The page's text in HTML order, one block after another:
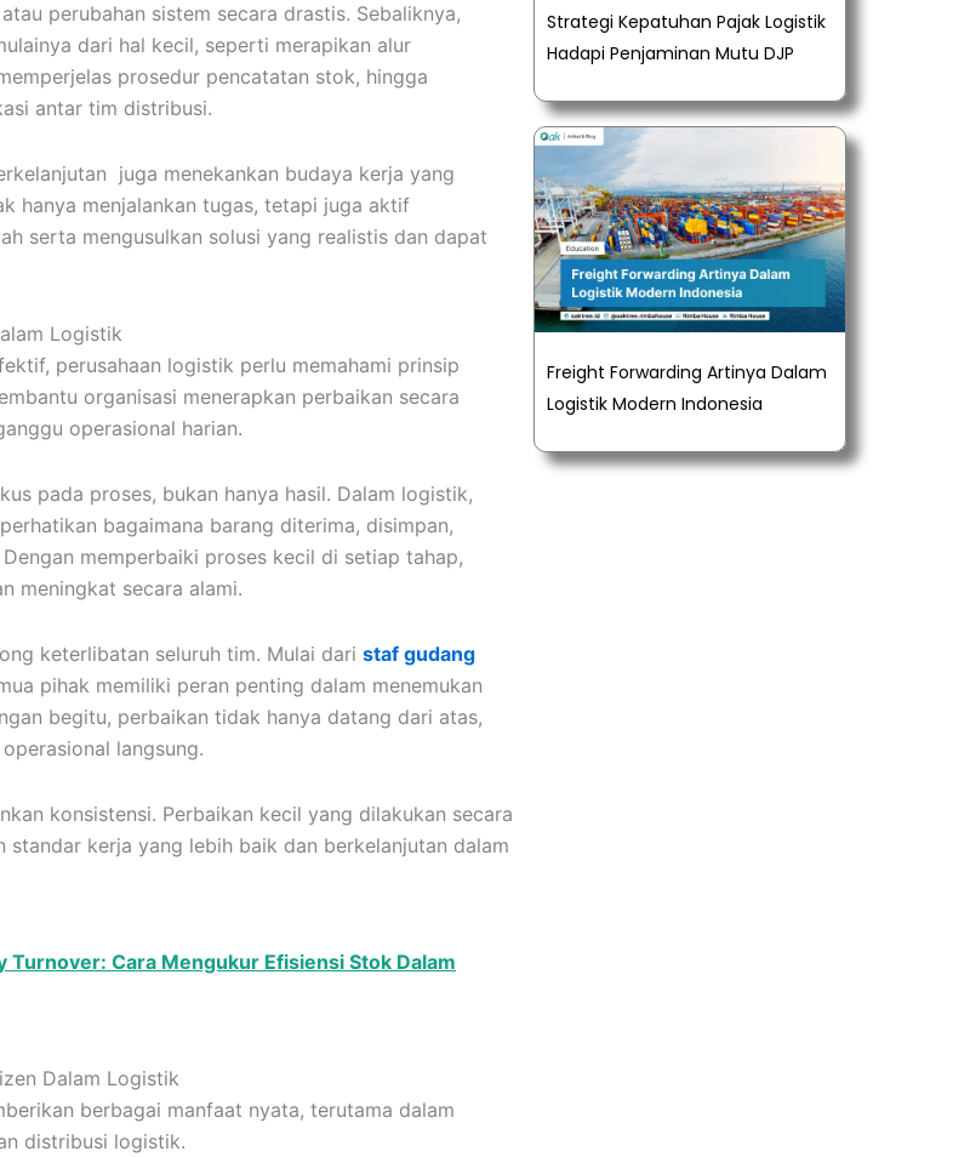
perubahan sistem secara drastis. Sebaliknya,
dari hal kecil, seperti merapikan alur
prosedur pencatatan stok, hingga
antar tim distribusi.
juga menekankan budaya kerja yang
hanya menjalankan tugas, tetapi juga aktif
serta mengusulkan solusi yang realistis dan dapat
Logistik
perusahaan logistik perlu memahami prinsip
organisasi menerapkan perbaikan secara
operasional harian.
pada proses, bukan hanya hasil. Dalam logistik,
bagaimana barang diterima, disimpan,
memperbaiki proses kecil di setiap tahap,
meningkat secara alami.
keterlibatan seluruh tim. Mulai daristaf gudang
pihak memiliki peran penting dalam menemukan
begitu, perbaikan tidak hanya datang dari atas,
langsung.
konsistensi. Perbaikan kecil yang dilakukan secara
standar kerja yang lebih baik dan berkelanjutan dalam
Turnover: Cara Mengukur Efisiensi Stok Dalam
Dalam Logistik
berbagai manfaat nyata, terutama dalam
distribusi logistik.
Strategi Kepatuhan Pajak Logistik
Hadapi Penjaminan Mutu DJP
Freight Forwarding Artinya Dalam
Logistik Modern Indonesia